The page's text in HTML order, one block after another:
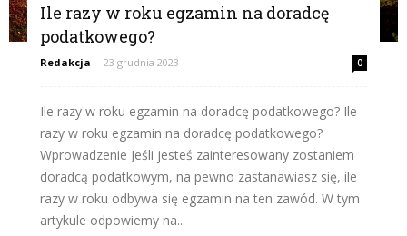
Ile razy w roku egzamin na doradcę
podatkowego?
Redakcja - 23 grudnia 2023 0
Ile razy w roku egzamin na doradcę podatkowego? Ile
razy w roku egzamin na doradcę podatkowego?
Wprowadzenie Jeśli jesteś zainteresowany zostaniem
doradcą podatkowym, na pewno zastanawiasz się, ile
razy w roku odbywa się egzamin na ten zawód. W tym
artykule odpowiemy na...